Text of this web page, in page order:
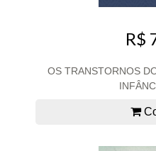
R$
OS TRANSTORNOS